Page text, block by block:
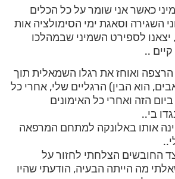
כאשר אני שומר על כל הכלים
השגירה וסאגת ימי הסימולציה אות
לספירט השמיני שבמהלכו
..
הרצפה ואוחז את רגלו השמאלית תוך
הוא הבין) הרגליים שלי, אחרי כל
הזה ואחרי כל האימונים
בי..
אותו באלונקה למתחם המרפאה
החובשים הצלחתי לחזור על
מה הייתה הבעיה, הודעתי שהיו